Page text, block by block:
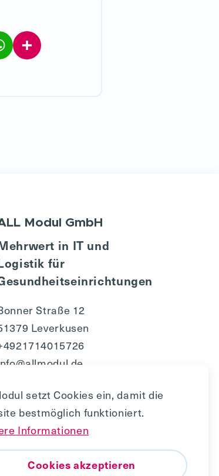
setzt Cookies ein, damit die
bestmöglich funktioniert.
Informationen
Cookies akzeptieren
Teilen
Modul GmbH
in IT und
für
Straße 12
Leverkusen
All Modul Nach oben